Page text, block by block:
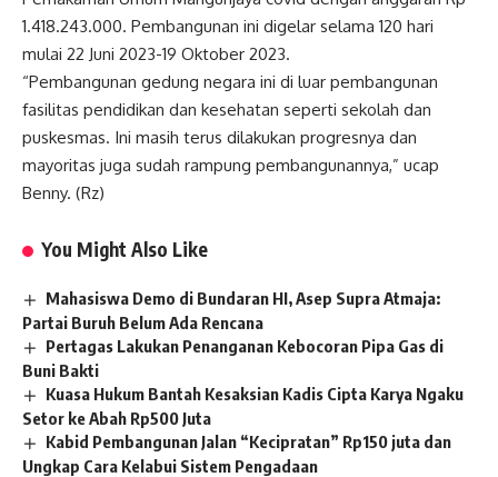
1.418.243.000. Pembangunan ini digelar selama 120 hari
mulai 22 Juni 2023-19 Oktober 2023.
“Pembangunan gedung negara ini di luar pembangunan
fasilitas pendidikan dan kesehatan seperti sekolah dan
puskesmas. Ini masih terus dilakukan progresnya dan
mayoritas juga sudah rampung pembangunannya,” ucap
Benny. (Rz)
You Might Also Like
Mahasiswa Demo di Bundaran HI, Asep Supra Atmaja:
Partai Buruh Belum Ada Rencana
Pertagas Lakukan Penanganan Kebocoran Pipa Gas di
Buni Bakti
Kuasa Hukum Bantah Kesaksian Kadis Cipta Karya Ngaku
Setor ke Abah Rp500 Juta
Kabid Pembangunan Jalan “Kecipratan” Rp150 juta dan
Ungkap Cara Kelabui Sistem Pengadaan